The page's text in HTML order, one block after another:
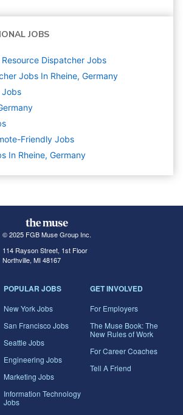
JOBS
Dispatcher Jobs
Jobs In Rheine, Germany
Jobs
Friendly Jobs
In Rheine, Germany
© 2025 FGB Muse Group Inc.
114 Rayson Street, 1st Floor
Northville, MI 48167
POPULAR JOBS
New York Jobs
San Francisco Jobs
Seattle Jobs
Engineering Jobs
Marketing Jobs
Information Technology
Jobs
GET INVOLVED
For Employers
The Muse Book: The
New Rules of Work
For Career Coaches
Tell A Friend